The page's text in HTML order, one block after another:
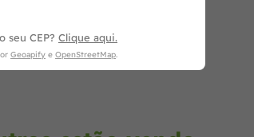
seu CEP? Clique aqui.
Geoapify e OpenStreetMap.